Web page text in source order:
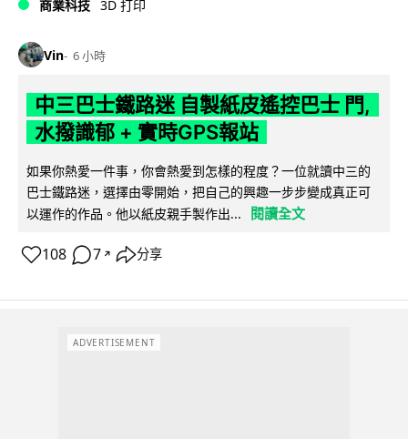
商業科技 3D 打印
Vin 6 小時
中三巴士鐵路迷 自製紙皮遙控巴士 門,
水撥識郁 + 實時GPS報站
如果你熱愛一件事，你會熱愛到怎樣的程度？一位就讀中三的
巴士鐵路迷，選擇由零開始，把自己的興趣一步步變成真正可
以運作的作品。他以紙皮親手製作出...
閱讀全文
108 7 ↗ 分享
ADVERTISEMENT